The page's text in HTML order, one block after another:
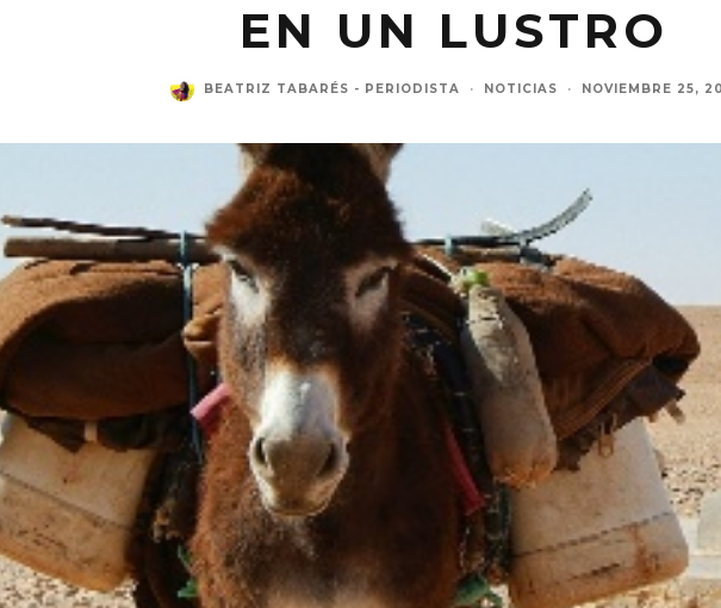
EN UN LUSTRO
BEATRIZ TABARÉS - PERIODISTA · NOTICIAS · NOVIEMBRE 25,